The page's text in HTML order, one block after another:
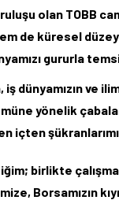
olan TOBB
de küresel
gururla
dünyamızın ve
yönelik
içten
birlikte
Borsamızın